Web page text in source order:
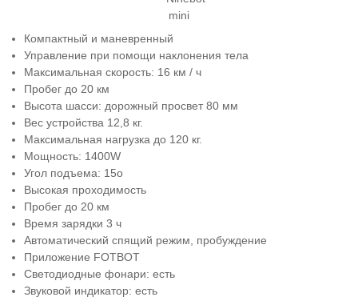
Компактный и маневренный
Управление при помощи наклонения тела
Максимальная скорость: 16 км / ч
Пробег до 20 км
Высота шасси: дорожный просвет 80 мм
Вес устройства 12,8 кг.
Максимальная нагрузка до 120 кг.
Мощность: 1400W
Угол подъема: 15о
Высокая проходимость
Пробег до 20 км
Время зарядки 3 ч
Автоматический спящий режим, пробуждение
Приложение FOTBOT
Светодиодные фонари: есть
Звуковой индикатор: есть